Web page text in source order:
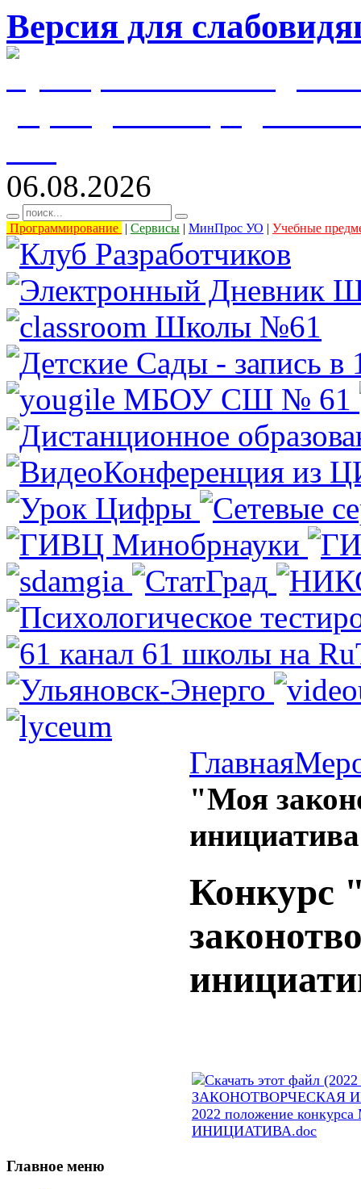
Версия для
06.08.2026
Программирование | Сервисы | МинПрос УО | Учебные
Главная
"Моя
Конкурс
2022 положение
ИНИЦИАТИВА.doc
Главное меню